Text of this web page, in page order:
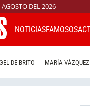
AGOSTO DEL 2026
NOTICIASFAMOSOS
DE BRITO MARÍA VÁZQUEZ